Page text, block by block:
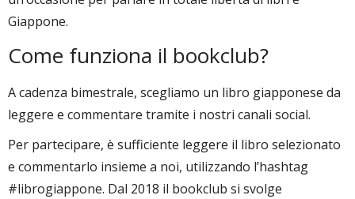
Giappone.
Come funziona il bookclub?
A cadenza bimestrale, scegliamo un libro giapponese da
leggere e commentare tramite i nostri canali social.
Per partecipare, è sufficiente leggere il libro selezionato
e commentarlo insieme a noi, utilizzando l’hashtag
#librogiappone. Dal 2018 il bookclub si svolge